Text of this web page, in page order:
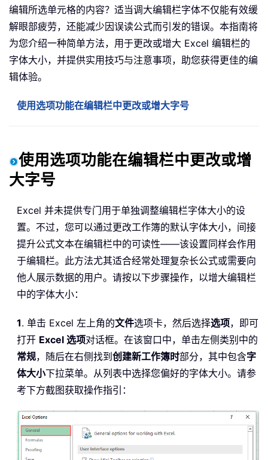
编辑所选单元格的内容？适当调大编辑栏字体不仅能有效缓
解眼部疲劳，还能减少因误读公式而引发的错误。本指南将
为您介绍一种简单方法，用于更改或增大 Excel 编辑栏的
字体大小，并提供实用技巧与注意事项，助您获得更佳的编
辑体验。
使用选项功能在编辑栏中更改或增大字号
使用选项功能在编辑栏中更改或增
大字号
Excel 并未提供专门用于单独调整编辑栏字体大小的设
置。不过，您可以通过更改工作簿的默认字体大小，间接
提升公式文本在编辑栏中的可读性——该设置同样会作用
于编辑栏。此方法尤其适合经常处理复杂长公式或需要向
他人展示数据的用户。请按以下步骤操作，以增大编辑栏
中的字体大小：
1. 单击 Excel 左上角的文件选项卡，然后选择选项，即可
打开 Excel 选项对话框。在该窗口中，单击左侧类别中的
常规，随后在右侧找到 创建新工作簿时部分，其中包含字
体大小下拉菜单。从列表中选择您偏好的字体大小。请参
考下方截图获取操作指引：